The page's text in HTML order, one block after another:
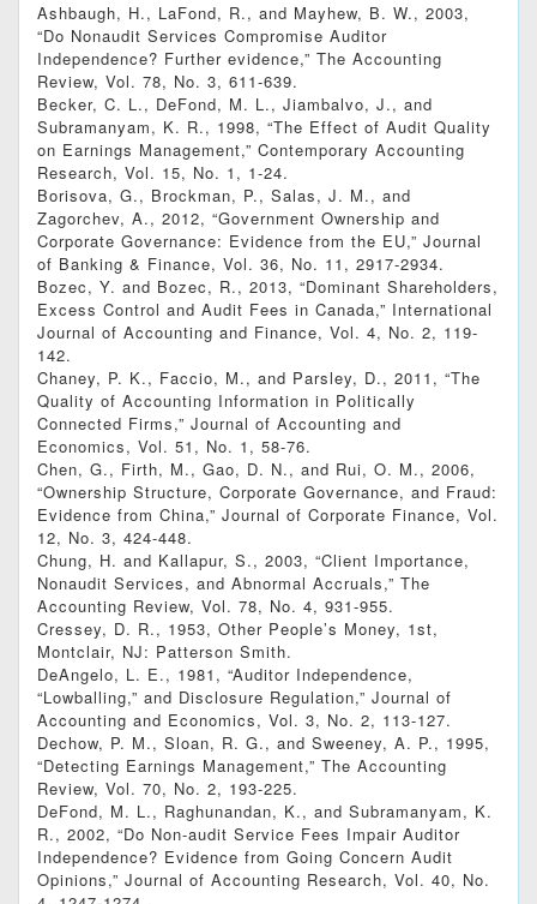
Ashbaugh, H., LaFond, R., and Mayhew, B. W., 2003,
“Do Nonaudit Services Compromise Auditor
Independence? Further evidence,” The Accounting
Review, Vol. 78, No. 3, 611-639.
Becker, C. L., DeFond, M. L., Jiambalvo, J., and
Subramanyam, K. R., 1998, “The Effect of Audit Quality
on Earnings Management,” Contemporary Accounting
Research, Vol. 15, No. 1, 1-24.
Borisova, G., Brockman, P., Salas, J. M., and
Zagorchev, A., 2012, “Government Ownership and
Corporate Governance: Evidence from the EU,” Journal
of Banking & Finance, Vol. 36, No. 11, 2917-2934.
Bozec, Y. and Bozec, R., 2013, “Dominant Shareholders,
Excess Control and Audit Fees in Canada,” International
Journal of Accounting and Finance, Vol. 4, No. 2, 119-
142.
Chaney, P. K., Faccio, M., and Parsley, D., 2011, “The
Quality of Accounting Information in Politically
Connected Firms,” Journal of Accounting and
Economics, Vol. 51, No. 1, 58-76.
Chen, G., Firth, M., Gao, D. N., and Rui, O. M., 2006,
“Ownership Structure, Corporate Governance, and Fraud:
Evidence from China,” Journal of Corporate Finance, Vol.
12, No. 3, 424-448.
Chung, H. and Kallapur, S., 2003, “Client Importance,
Nonaudit Services, and Abnormal Accruals,” The
Accounting Review, Vol. 78, No. 4, 931-955.
Cressey, D. R., 1953, Other People’s Money, 1st,
Montclair, NJ: Patterson Smith.
DeAngelo, L. E., 1981, “Auditor Independence,
“Lowballing,” and Disclosure Regulation,” Journal of
Accounting and Economics, Vol. 3, No. 2, 113-127.
Dechow, P. M., Sloan, R. G., and Sweeney, A. P., 1995,
“Detecting Earnings Management,” The Accounting
Review, Vol. 70, No. 2, 193-225.
DeFond, M. L., Raghunandan, K., and Subramanyam, K.
R., 2002, “Do Non-audit Service Fees Impair Auditor
Independence? Evidence from Going Concern Audit
Opinions,” Journal of Accounting Research, Vol. 40, No.